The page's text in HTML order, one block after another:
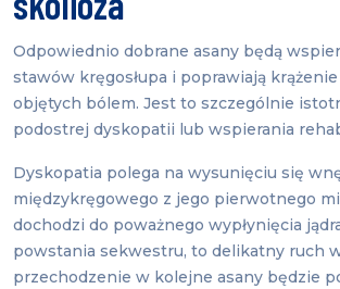
Odpowiednio dobrane asany będą
stawów kręgosłupa i poprawiają
objętych bólem. Jest to szczególnie
podostrej dyskopatii lub wspierania
Dyskopatia polega na wysunięciu się
międzykręgowego z jego pierwotnego
dochodzi do poważnego wypłynięcia
powstania sekwestru, to delikatny ruch
przechodzenie w kolejne asany będzie